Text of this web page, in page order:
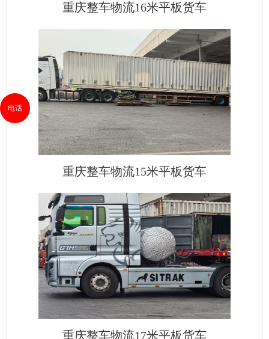
重庆整车物流16米平板货车
重庆整车物流15米平板货车
重庆整车物流17米平板货车
电话